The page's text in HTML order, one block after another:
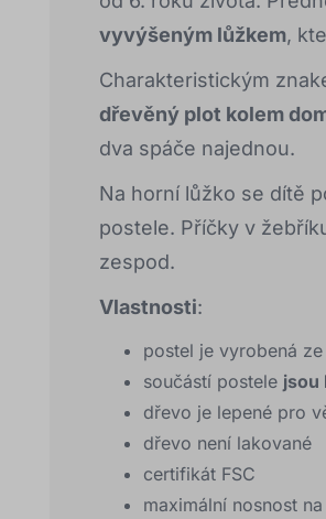
vyvýšeným lůžkem,
Charakteristickým
dřevěný plot kolem
dva spáče najednou.
Na horní lůžko se dítě
postele. Příčky v
zespod.
Vlastnosti:
postel je vyrobená
součástí postele jsou
dřevo je lepené pro
dřevo není lakované
certifikát FSC
maximální nosnost